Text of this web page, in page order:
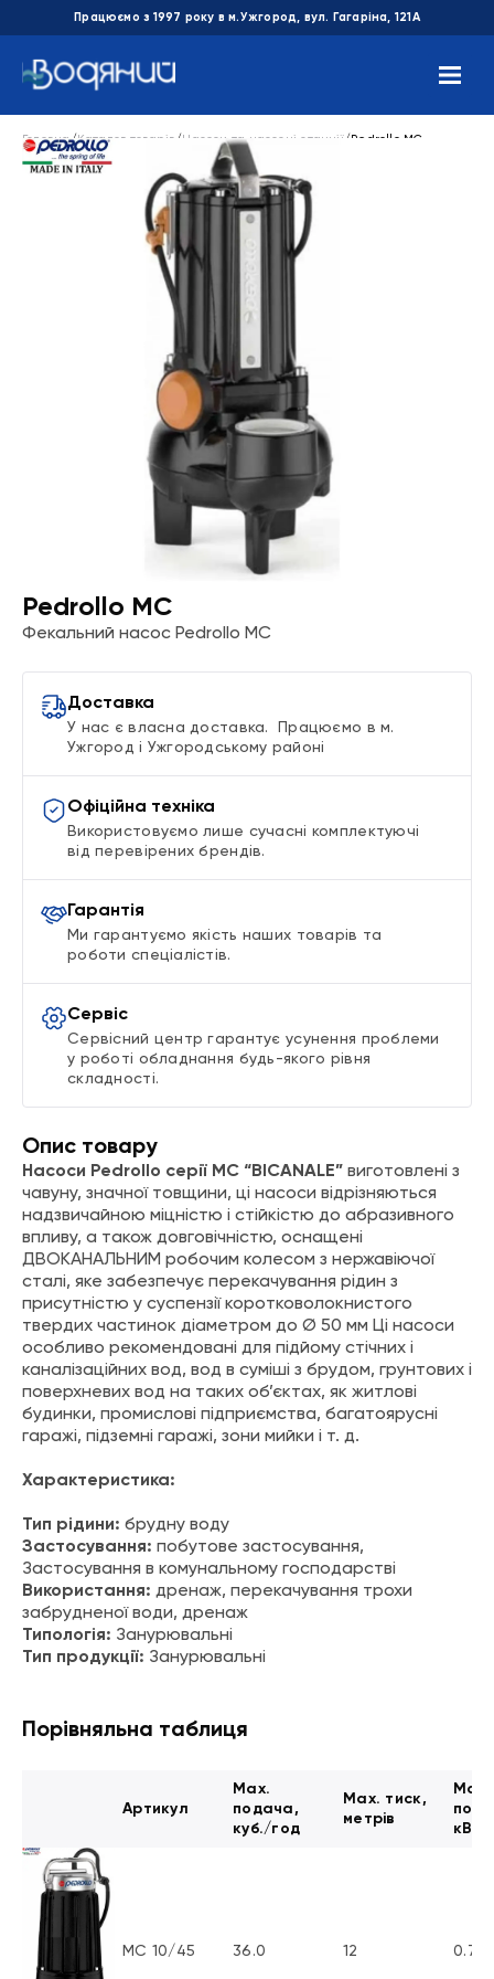
Працюємо з 1997 року в м.Ужгород, вул. Гагаріна, 121А
Головна/Каталог товарів /Насоси та насосні станції/Pedrollo MC
Pedrollo MC
Фекальний насос Pedrollo MC
Доставка
У нас є власна доставка. Працюємо в м.
Ужгород і Ужгородському районі
Офіційна техніка
Використовуємо лише сучасні комплектуючі
від перевірених брендів.
Гарантія
Ми гарантуємо якість наших товарів та
роботи спеціалістів.
Сервіс
Сервісний центр гарантує усунення проблеми
у роботі обладнання будь-якого рівня
складності.
Опис товару
Насоси Pedrollo серії MC “BICANALE” виготовлені з
чавуну, значної товщини, ці насоси відрізняються
надзвичайною міцністю і стійкістю до абразивного
впливу, а також довговічністю, оснащені
ДВОКАНАЛЬНИМ робочим колесом з нержавіючої
сталі, яке забезпечує перекачування рідин з
присутністю у суспензії коротковолокнистого
твердих частинок діаметром до Ø 50 мм Ці насоси
особливо рекомендовані для підйому стічних і
каналізаційних вод, вод в суміші з брудом, грунтових і
поверхневих вод на таких об’єктах, як житлові
будинки, промислові підприємства, багатоярусні
гаражі, підземні гаражі, зони мийки і т. д.
Характеристика:
Тип рідини: брудну воду
Застосування: побутове застосування,
Застосування в комунальному господарстві
Використання: дренаж, перекачування трохи
забрудненої води, дренаж
Типологія: Занурювальні
Тип продукції: Занурювальні
Порівняльна таблиця
Артикул
Max.
подача,
куб./год
Max. тиск,
метрів
Max.
кВт
MC 10/45 36.0 12 0.75